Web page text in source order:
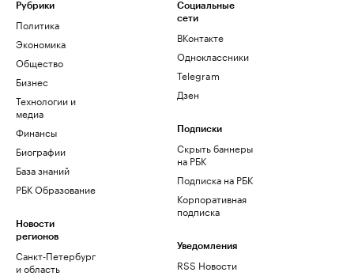
Рубрики
Политика
Экономика
Общество
Бизнес
Технологии и
медиа
Финансы
Биографии
База знаний
РБК Образование
Новости
регионов
Санкт-Петербург
и область
Социальные
сети
ВКонтакте
Одноклассники
Telegram
Дзен
Подписки
Скрыть баннеры
на РБК
Подписка на РБК
Корпоративная
подписка
Уведомления
RSS Новости